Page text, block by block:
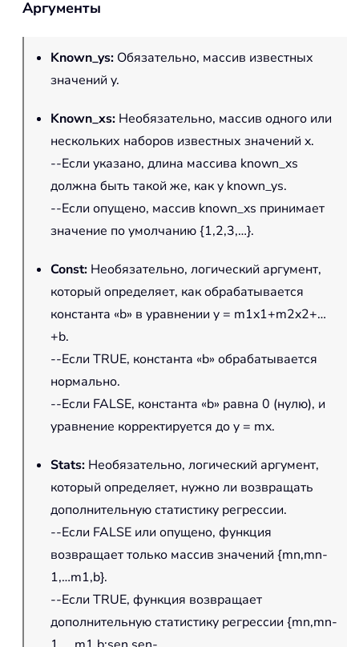
Аргументы
Known_ys: Обязательно, массив известных
значений y.
Known_xs: Необязательно, массив одного или
нескольких наборов известных значений x.
--Если указано, длина массива known_xs
должна быть такой же, как у known_ys.
--Если опущено, массив known_xs принимает
значение по умолчанию {1,2,3,…}.
Const: Необязательно, логический аргумент,
который определяет, как обрабатывается
константа «b» в уравнении y = m1x1+m2x2+…
+b.
--Если TRUE, константа «b» обрабатывается
нормально.
--Если FALSE, константа «b» равна 0 (нулю), и
уравнение корректируется до y = mx.
Stats: Необязательно, логический аргумент,
который определяет, нужно ли возвращать
дополнительную статистику регрессии.
--Если FALSE или опущено, функция
возвращает только массив значений {mn,mn-
1,…m1,b}.
--Если TRUE, функция возвращает
дополнительную статистику регрессии {mn,mn-